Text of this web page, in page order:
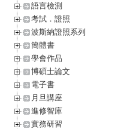
語言檢測
考試．證照
波斯納證照系列
簡體書
學會作品
博碩士論文
電子書
月旦講座
進修智庫
實務研習